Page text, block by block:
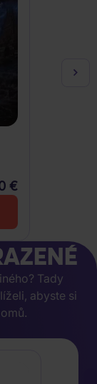
€
Tady
abyste si